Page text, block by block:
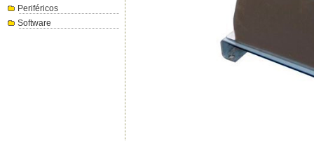
Periféricos
Software